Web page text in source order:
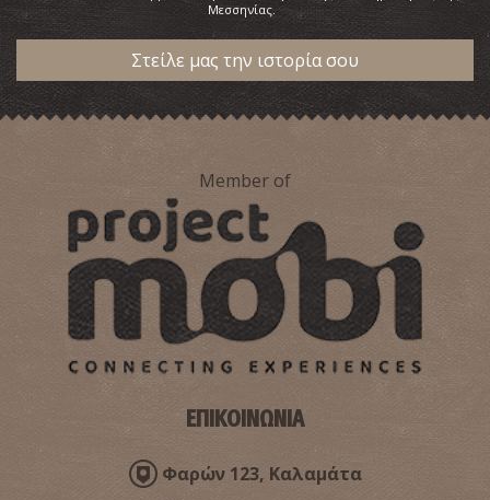
Μεσσηνίας.
Στείλε μας την ιστορία σου
Member of
ΕΠΙΚΟΙΝΩΝΙΑ
Φαρών 123, Καλαμάτα